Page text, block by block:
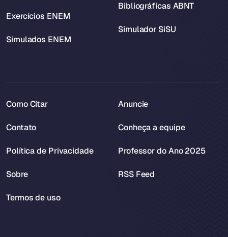
Exercícios ENEM
Simulados ENEM
Bibliográficas ABNT
Simulador SiSU
Como Citar
Contato
Política de Privacidade
Sobre
Termos de uso
Anuncie
Conheça a equipe
Professor do Ano 2025
RSS Feed